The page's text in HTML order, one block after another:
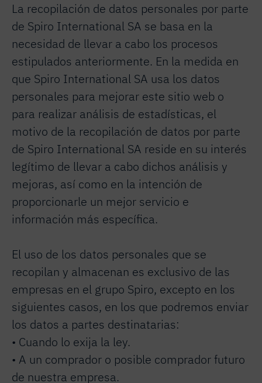
La recopilación de datos personales por parte
de Spiro International SA se basa en la
necesidad de llevar a cabo los procesos
estipulados anteriormente. En la medida en
que Spiro International SA usa los datos
personales para mejorar este sitio web o
para realizar análisis de estadísticas, el
motivo de la recopilación de datos por parte
de Spiro International SA reside en su interés
legítimo de llevar a cabo dichos análisis y
mejoras, así como en la intención de
proporcionarle un mejor servicio e
información más específica.
El uso de los datos personales que se
recopilan y almacenan es exclusivo de las
empresas en el grupo Spiro, excepto en los
siguientes casos, en los que podremos enviar
los datos a partes destinatarias:
• Cuando lo exija la ley.
• A un comprador o posible comprador futuro
de nuestra empresa.